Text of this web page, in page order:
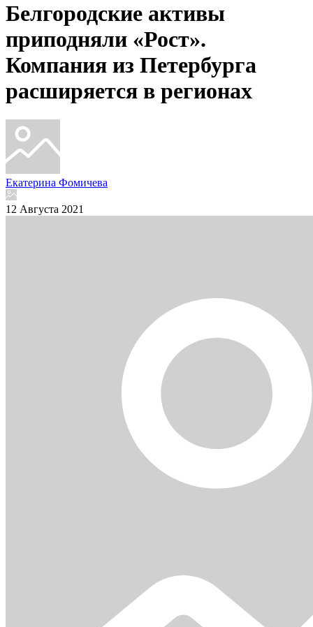
Белгородские активы
приподняли «Рост».
Компания из Петербурга
расширяется в регионах
Екатерина Фомичева
12 Августа 2021